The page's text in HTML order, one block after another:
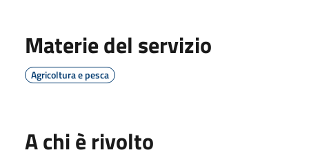
Materie del servizio
Agricoltura e pesca
A chi è rivolto